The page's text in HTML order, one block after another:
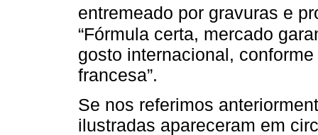
entremeado por gravuras e
“Fórmula certa, mercado
gosto internacional,
francesa”.
Se nos referimos
ilustradas apareceram em